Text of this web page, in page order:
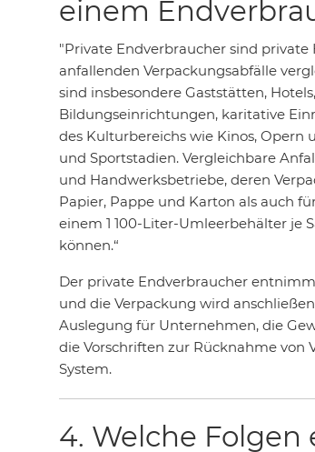
einem
"Private Endverbraucher sind
anfallenden Verpackungsabfälle
sind insbesondere Gaststätten,
Bildungseinrichtungen, karitative
des Kulturbereichs wie Kinos, Opern
und Sportstadien. Vergleichbare
und Handwerksbetriebe, deren
Papier, Pappe und Karton als auch
einem 1 100-Liter-Umleerbehälter
können.“
Der private Endverbraucher
und die Verpackung wird
Auslegung für Unternehmen, die
die Vorschriften zur Rücknahme
System.
4. Welche